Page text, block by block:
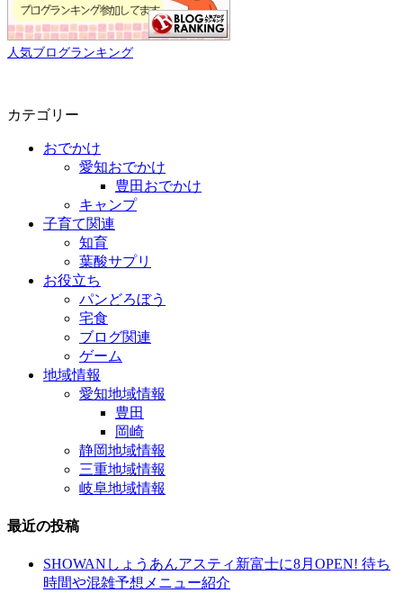
人気ブログランキング
カテゴリー
おでかけ
愛知おでかけ
豊田おでかけ
キャンプ
子育て関連
知育
葉酸サプリ
お役立ち
パンどろぼう
宅食
ブログ関連
ゲーム
地域情報
愛知地域情報
豊田
岡崎
静岡地域情報
三重地域情報
岐阜地域情報
最近の投稿
SHOWANしょうあんアスティ新富士に8月OPEN! 待ち
時間や混雑予想メニュー紹介